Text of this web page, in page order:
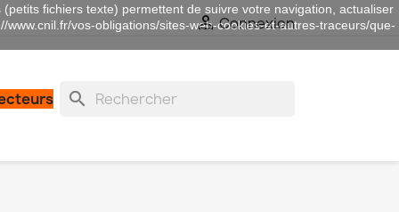
Connexion
search
fichiers texte) permettent de suivre votre navigation, actualiser
vos-obligations/sites-web-cookies-et-autres-traceurs/que-